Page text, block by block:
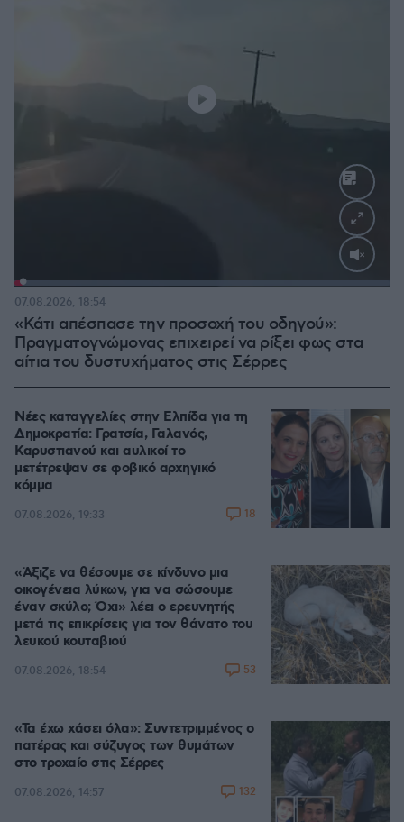
Loaded:
«Κάτι απέσπασε την προσοχή του οδηγού»:
Πραγματογνώμονας επιχειρεί να ρίξει φως στα
αίτια του δυστυχήματος στις Σέρρες
07.08.2026, 18:54
Νέες καταγγελίες στην Ελπίδα για τη
Δημοκρατία: Γρατσία, Γαλανός,
Καρυστιανού και αυλικοί το
μετέτρεψαν σε φοβικό αρχηγικό
κόμμα
07.08.2026, 19:33 18
«Άξιζε να θέσουμε σε κίνδυνο μια
οικογένεια λύκων, για να σώσουμε
έναν σκύλο; Όχι» λέει ο ερευνητής
μετά τις επικρίσεις για τον θάνατο του
λευκού κουταβιού
07.08.2026, 18:54 53
«Τα έχω χάσει όλα»: Συντετριμμένος ο
πατέρας και σύζυγος των θυμάτων
στο τροχαίο στις Σέρρες
07.08.2026, 14:57 132